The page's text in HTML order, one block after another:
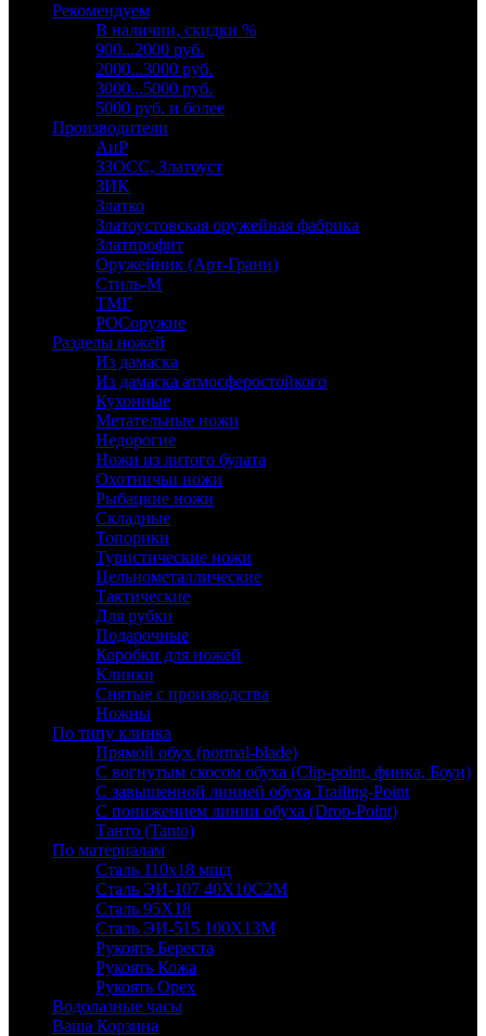
Рекомендуем
В наличии, скидки %
900...2000 руб.
2000...3000 руб.
3000...5000 руб.
5000 руб. и более
Производители
АиР
ЗЗОСС, Златоуст
ЗИК
Златко
Златоустовская оружейная фабрика
Златпрофит
Оружейник (Арт-Грани)
Стиль-М
ТМГ
РОСоружие
Разделы ножей
Из дамаска
Из дамаска атмосферостойкого
Кухонные
Метательные ножи
Недорогие
Ножи из литого булата
Охотничьи ножи
Рыбацкие ножи
Складные
Топорики
Туристические ножи
Цельнометаллические
Тактические
Для рубки
Подарочные
Коробки для ножей
Клинки
Снятые с производства
Ножны
По типу клинка
Прямой обух (normal-blade)
С вогнутым скосом обуха (Clip-point, финка, Боуи)
С завышенной линией обуха Trailing-Point
С понижением линии обуха (Drop-Point)
Танто (Tanto)
По материалам
Сталь 110х18 мшд
Сталь ЭИ-107 40Х10С2М
Сталь 95Х18
Сталь ЭИ-515 100Х13М
Рукоять Береста
Рукоять Кожа
Рукоять Орех
Водолазные часы
Ваша Корзина